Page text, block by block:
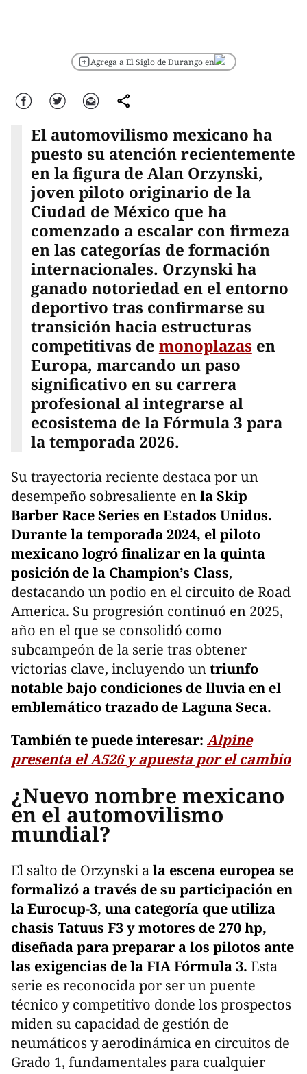
Agrega a El Siglo de Durango en
Facebook Twitter Correo comparte
El automovilismo mexicano ha
puesto su atención recientemente
en la figura de Alan Orzynski,
joven piloto originario de la
Ciudad de México que ha
comenzado a escalar con firmeza
en las categorías de formación
internacionales. Orzynski ha
ganado notoriedad en el entorno
deportivo tras confirmarse su
transición hacia estructuras
competitivas de monoplazas en
Europa, marcando un paso
significativo en su carrera
profesional al integrarse al
ecosistema de la Fórmula 3 para
la temporada 2026.
Su trayectoria reciente destaca por un
desempeño sobresaliente enla Skip
Barber Race Series en Estados Unidos.
Durante la temporada 2024, el piloto
mexicano logró finalizar en la quinta
posición de la Champion’s Class,
destacando un podio en el circuito de Road
America. Su progresión continuó en 2025,
año en el que se consolidó como
subcampeón de la serie tras obtener
victorias clave, incluyendo untriunfo
notable bajo condiciones de lluvia en el
emblemático trazado de Laguna Seca.
También te puede interesar: Alpine
presenta el A526 y apuesta por el cambio
¿Nuevo nombre mexicano
en el automovilismo
mundial?
El salto de Orzynski ala escena europea se
formalizó a través de su participación en
la Eurocup-3, una categoría que utiliza
chasis Tatuus F3 y motores de 270 hp,
diseñada para preparar a los pilotos ante
las exigencias de la FIA Fórmula 3. Esta
serie es reconocida por ser un puente
técnico y competitivo donde los prospectos
miden su capacidad de gestión de
neumáticos y aerodinámica en circuitos de
Grado 1, fundamentales para cualquier